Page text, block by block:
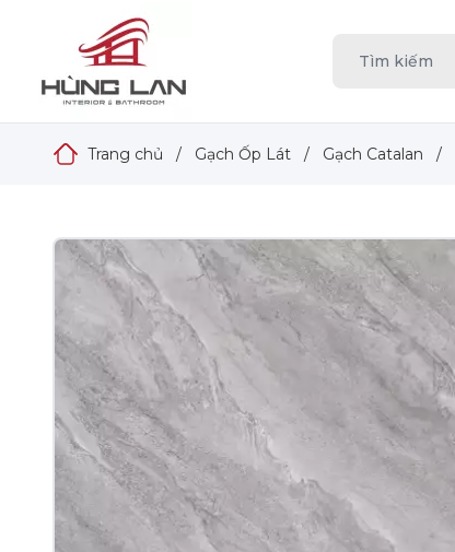
Trang chủ / Gạch Ốp Lát / Gạch Catalan /